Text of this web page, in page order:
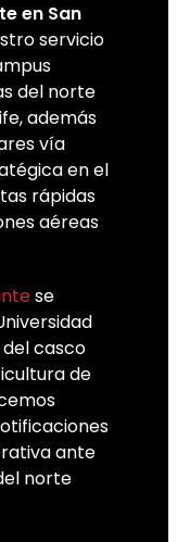
en San
servicio
del norte
además
vía
en el
rápidas
aéreas
se
del casco
de
ante
norte